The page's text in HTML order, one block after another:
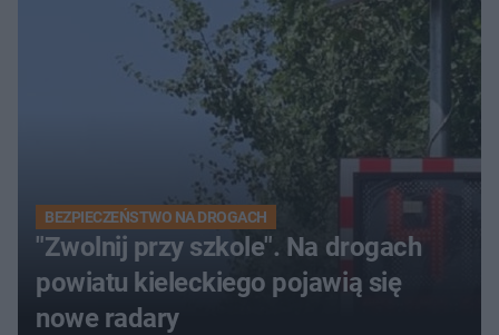
BEZPIECZEŃSTWO NA DROGACH
"Zwolnij przy szkole". Na drogach
powiatu kieleckiego pojawią się
nowe radary